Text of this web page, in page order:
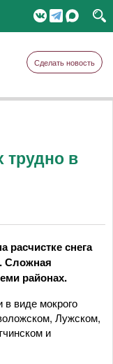
Сделать новость
трудно в
расчистке снега
Сложная
районах.
виде мокрого
Лужском,
и